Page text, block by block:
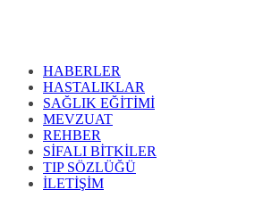
HABERLER
HASTALIKLAR
SAĞLIK EĞİTİMİ
MEVZUAT
REHBER
SİFALI BİTKİLER
TIP SÖZLÜĞÜ
İLETİŞİM